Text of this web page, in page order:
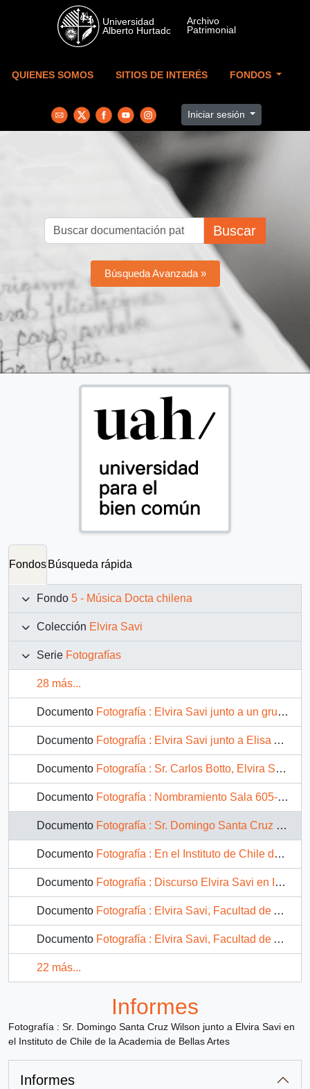
Skip to main content
QUIENES SOMOS SITIOS DE INTERÉS FONDOS
Iniciar sesión
Buscar
Búsqueda Avanzada »
Fondos Búsqueda rápida
Fondo 5 - Música Docta chilena
Colección Elvira Savi
Serie Fotografías
28 más...
Documento Fotografía : Elvira Savi junto a un grupo de colegas
Documento Fotografía : Elvira Savi junto a Elisa Alsina y Ernesto Quezada
Documento Fotografía : Sr. Carlos Botto, Elvira Savi y Sr. Luis Orlandini
Documento Fotografía : Nombramiento Sala 605-A con el nombre de "Sala Elvira Savi"
Documento Fotografía : Sr. Domingo Santa Cruz Wilson junto a Elvira Savi en el Instituto de Chile de la Academia de Bellas Artes
Documento Fotografía : En el Instituto de Chile de la Academia de Bellas Artes, el sr. Ernesto Barreda, sr. Domingo Santa Cruz, Elvira Savi y el sr. Luis Merino
Documento Fotografía : Discurso Elvira Savi en Instituto de Chile
Documento Fotografía : Elvira Savi, Facultad de Artes de la Universidad de Chile
Documento Fotografía : Elvira Savi, Facultad de Artes de la Universidad de Chile
22 más...
Informes
Fotografía : Sr. Domingo Santa Cruz Wilson junto a Elvira Savi en
el Instituto de Chile de la Academia de Bellas Artes
Informes